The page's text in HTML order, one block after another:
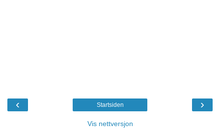
‹ ›
Startsiden
Vis nettversjon